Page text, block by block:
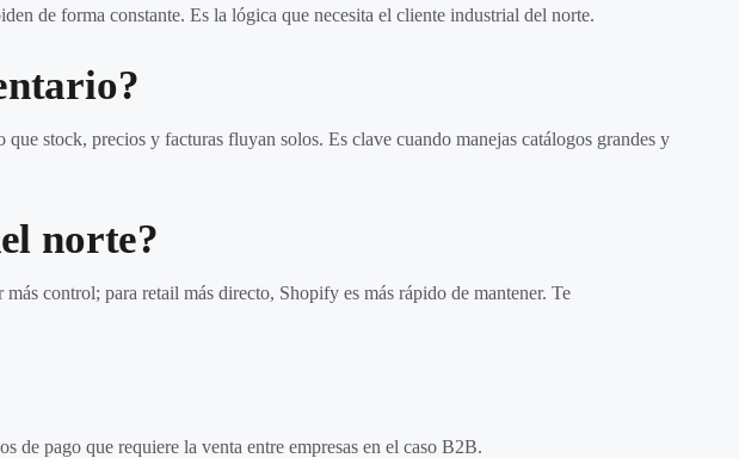
de forma constante. Es la lógica que necesita el cliente industrial del norte.
stock, precios y facturas fluyan solos. Es clave cuando manejas catálogos grandes y
norte?
control; para retail más directo, Shopify es más rápido de mantener. Te
de pago que requiere la venta entre empresas en el caso B2B.